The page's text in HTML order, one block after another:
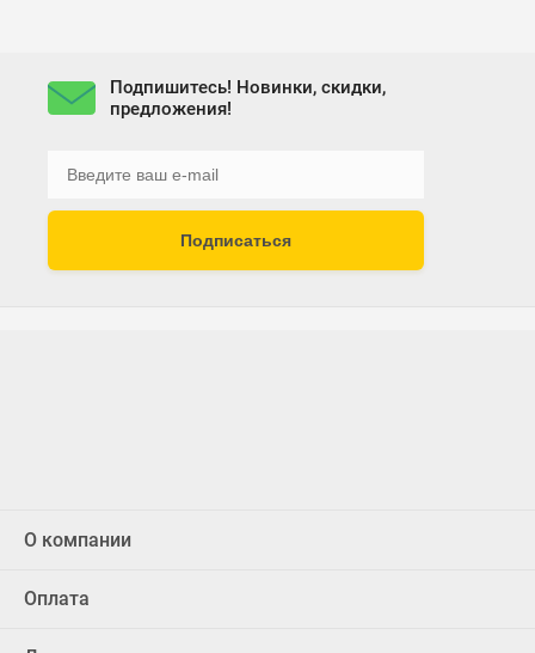
Подпишитесь! Новинки, скидки,
предложения!
Подписаться
О компании
Оплата